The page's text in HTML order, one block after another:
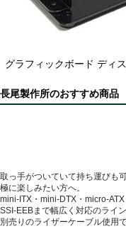
グラフィックボード ディ
長尾製作所のおすすめ商品
取っ手がついていて持ち運びも
極に楽しみたい方へ。
mini-ITX・mini-DTX・micro-
SSI-EEBまで幅広く対応のライ
別売りのライザーケーブル使用